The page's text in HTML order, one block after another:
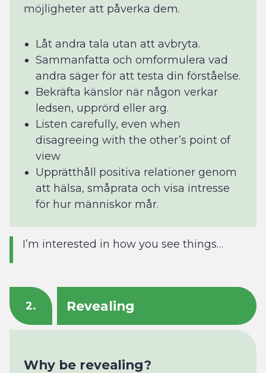
möjligheter att påverka dem.
Låt andra tala utan att avbryta.
Sammanfatta och omformulera vad
andra säger för att testa din förståelse.
Bekräfta känslor när någon verkar
ledsen, upprörd eller arg.
Listen carefully, even when
disagreeing with the other’s point of
view
Upprätthåll positiva relationer genom
att hälsa, småprata och visa intresse
för hur människor mår.
I’m interested in how you see things…
2. Revealing
Why be revealing?